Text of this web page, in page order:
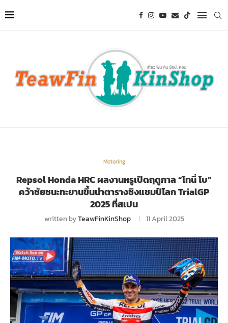
Motoring
Repsol Honda HRC ผลงานหรูเปิดฤดูกาล “โทนี่ โบ”
คว้าชัยชนะทะยานขึ้นนำตารางชิงแชมป์โลก TrialGP
2025 ที่สเปน
written byTeawFinKinShop 11 April 2025